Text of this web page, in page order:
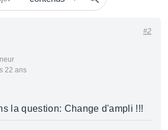
22 ans
#2
la question: Change d'ampli !!!